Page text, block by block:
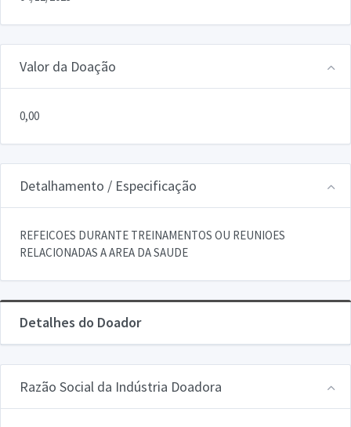
Valor da Doação
0,00
Detalhamento / Especificação
REFEICOES DURANTE TREINAMENTOS OU REUNIOES
RELACIONADAS A AREA DA SAUDE
Detalhes do Doador
Razão Social da Indústria Doadora